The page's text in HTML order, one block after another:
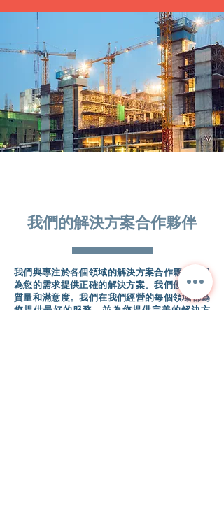
我們的解決方案合作夥伴
我們與專注於各個領域的解決方案合作夥伴一起
為您的需求提供正確的解決方案。我們優先考慮
質量和滿意度。我們在我們經營的每個領域都為
您提供最好的服務，並為您提供完美的解決方